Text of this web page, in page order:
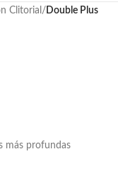
Clitorial / Double Plus
más profundas